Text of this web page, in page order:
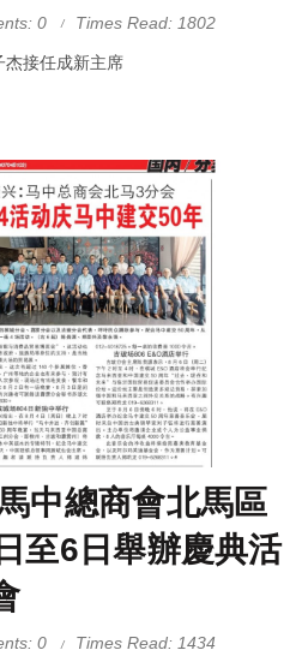
0 Times Read: 1802
杰接任成新主席
中總商會北馬區
至6日舉辦慶典活
0 Times Read: 1434